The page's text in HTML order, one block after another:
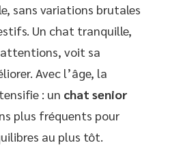
sans variations brutales
Un chat tranquille,
voit sa
Avec l’âge, la
: un chat senior
plus fréquents pour
au plus tôt.